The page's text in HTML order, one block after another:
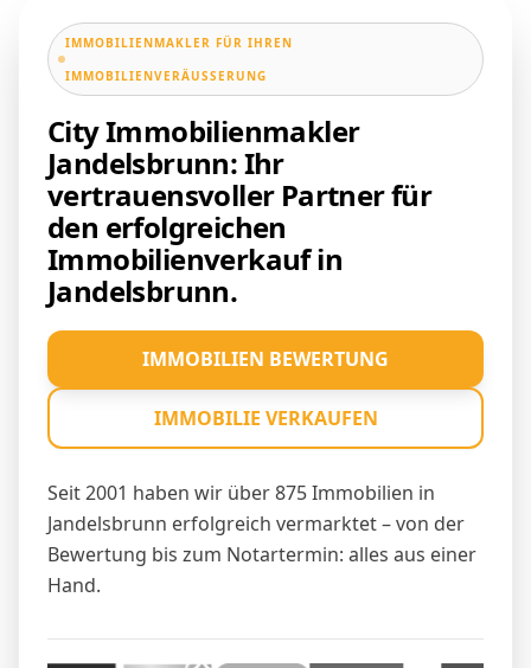
IMMOBILIENMAKLER FÜR IHREN
IMMOBILIENVERÄUSSERUNG
City Immobilienmakler
Jandelsbrunn: Ihr
vertrauensvoller Partner für
den erfolgreichen
Immobilienverkauf in
Jandelsbrunn.
Seit 2001 haben wir über 875 Immobilien in
Jandelsbrunn erfolgreich vermarktet – von der
Bewertung bis zum Notartermin: alles aus einer
Hand.
IMMOBILIEN BEWERTUNG
IMMOBILIE VERKAUFEN